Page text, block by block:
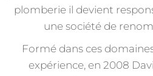
plomberie il devient
une société de
Formé dans ces
expérience, en 2008